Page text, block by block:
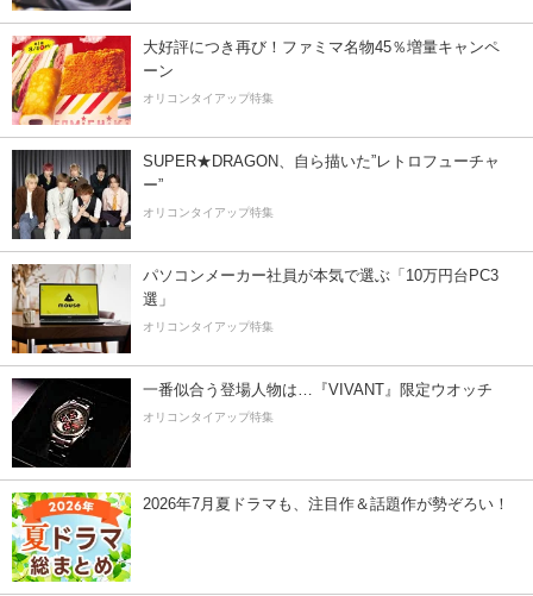
大好評につき再び！ファミマ名物45％増量キャンペ
ーン
オリコンタイアップ特集
SUPER★DRAGON、自ら描いた”レトロフューチャ
ー”
オリコンタイアップ特集
パソコンメーカー社員が本気で選ぶ「10万円台PC3
選」
オリコンタイアップ特集
一番似合う登場人物は…『VIVANT』限定ウオッチ
オリコンタイアップ特集
2026年7月夏ドラマも、注目作＆話題作が勢ぞろい！